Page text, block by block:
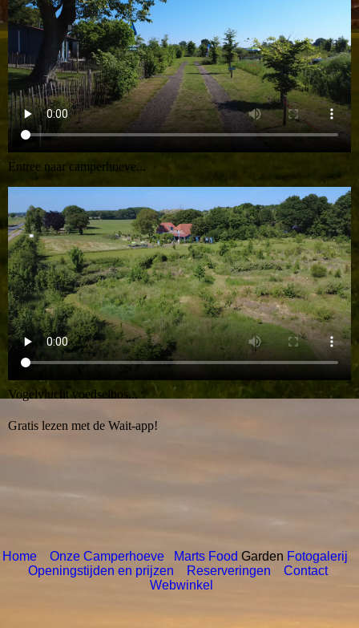
Entree naar camperhoeve...
Vogelvlucht voedselbos...
Gratis lezen met de Wait-app!
Home Onze Camperhoeve Marts Food Garden Fotogalerij
Openingstijden en prijzen
Reserveringen
Contact
Webwinkel